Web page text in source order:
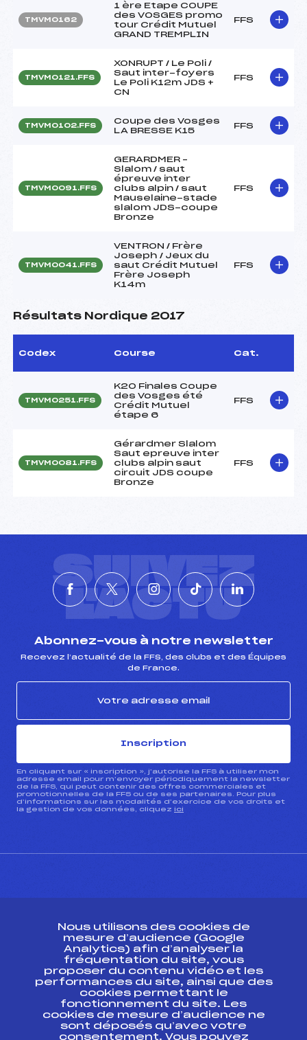
TMVM0162
1 ère Etape COUPE
des VOSGES promo
tour Crédit Mutuel
GRAND TREMPLIN
FFS
TMVM0121.FFS
XONRUPT / Le Poli /
Saut inter-foyers
Le Poli K12m JDS +
CN
FFS
TMVM0102.FFS
Coupe des Vosges
LA BRESSE K15
FFS
TMVM0091.FFS
GERARDMER –
Slalom / saut
épreuve inter
clubs alpin / saut
Mauselaine-stade
slalom JDS-coupe
Bronze
FFS
TMVM0041.FFS
VENTRON / Frère
Joseph / Jeux du
saut Crédit Mutuel
Frère Joseph
K14m
FFS
Résultats Nordique 2017
Codex Course Cat.
TMVM0251.FFS
K20 Finales Coupe
des Vosges été
Crédit Mutuel
étape 6
FFS
TMVM0081.FFS
Gérardmer Slalom
Saut epreuve inter
clubs alpin saut
circuit JDS coupe
Bronze
FFS
SUIVEZ
L'ACTU
Abonnez-vous à notre newsletter
Recevez l’actualité de la FFS, des clubs et des Équipes
de France.
Inscription
En cliquant sur « inscription », j’autorise la FFS à utiliser mon
adresse email pour m’envoyer périodiquement la newsletter
de la FFS, qui peut contenir des offres commerciales et
promotionnelles de la FFS ou de ses partenaires. Pour plus
d’informations sur les modalités d’exercice de vos droits et
la gestion de vos données, cliquez ici
ESPACE PRESSE
Ressources
Pass’Neige
Projet sportif fédéral
Projet de performance fédéral
Antidopage
Nous utilisons des cookies de
mesure d’audience (Google
Analytics) afin d’analyser la
fréquentation du site, vous
proposer du contenu vidéo et les
performances du site, ainsi que des
cookies permettant le
fonctionnement du site. Les
cookies de mesure d’audience ne
sont déposés qu’avec votre
consentement. Vous pouvez